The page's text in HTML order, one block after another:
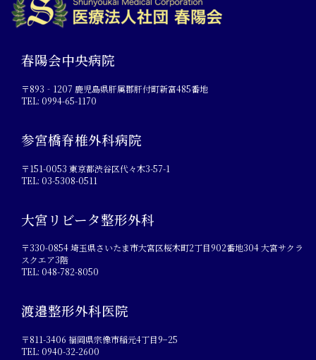
春陽会中央病院
〒893‐1207 鹿児島県肝属郡肝付町新富485番地
TEL: 0994-65-1170
参宮橋脊椎外科病院
〒151-0053 東京都渋谷区代々木3-57-1
TEL: 03-5308-0511
大宮リビータ整形外科
〒330-0854 埼玉県さいたま市大宮区桜木町2丁目902番地304 大宮サクラ
スクエア3階
TEL: 048-782-8050
渡邉整形外科医院
〒811-3406 福岡県宗像市稲元4丁目9−25
TEL: 0940-32-2600